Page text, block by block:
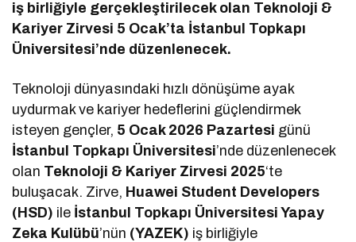
iş birliğiyle gerçekleştirilecek olan Teknoloji &
Kariyer Zirvesi 5 Ocak’ta İstanbul Topkapı
Üniversitesi’nde düzenlenecek.
Teknoloji dünyasındaki hızlı dönüşüme ayak
uydurmak ve kariyer hedeflerini güçlendirmek
isteyen gençler, 5 Ocak 2026 Pazartesi günü
İstanbul Topkapı Üniversitesi’nde düzenlenecek
olan Teknoloji & Kariyer Zirvesi 2025‘te
buluşacak. Zirve, Huawei Student Developers
(HSD) ile İstanbul Topkapı Üniversitesi Yapay
Zeka Kulübü’nün (YAZEK) iş birliğiyle